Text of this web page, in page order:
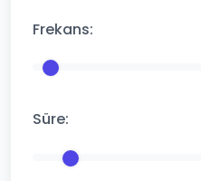
Frekans:
Süre: